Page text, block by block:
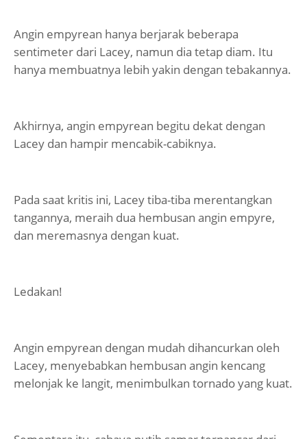
Angin empyrean hanya berjarak beberapa
sentimeter dari Lacey, namun dia tetap diam. Itu
hanya membuatnya lebih yakin dengan tebakannya.
Akhirnya, angin empyrean begitu dekat dengan
Lacey dan hampir mencabik-cabiknya.
Pada saat kritis ini, Lacey tiba-tiba merentangkan
tangannya, meraih dua hembusan angin empyre,
dan meremasnya dengan kuat.
Ledakan!
Angin empyrean dengan mudah dihancurkan oleh
Lacey, menyebabkan hembusan angin kencang
melonjak ke langit, menimbulkan tornado yang kuat.